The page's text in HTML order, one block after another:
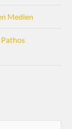
Medien
Pathos